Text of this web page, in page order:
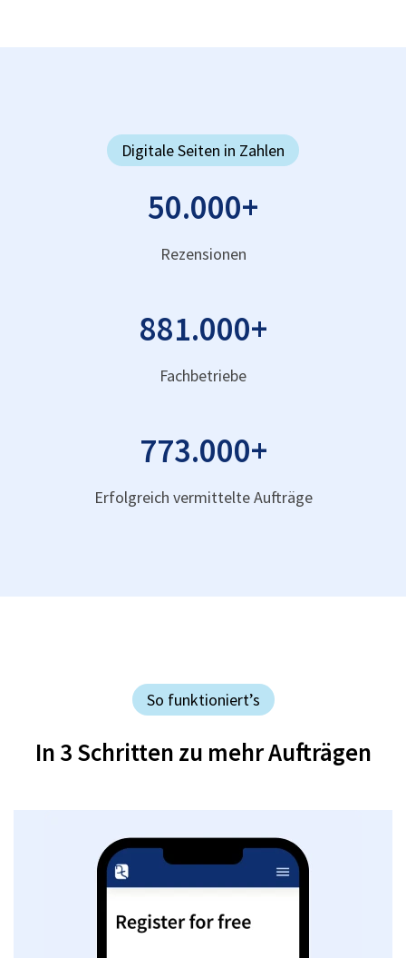
Digitale Seiten in Zahlen
50.000+
Rezensionen
881.000+
Fachbetriebe
773.000+
Erfolgreich vermittelte Aufträge
So funktioniert’s
In 3 Schritten zu mehr Aufträgen